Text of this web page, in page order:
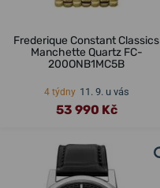
Frederique Constant Classics
Manchette Quartz FC-
200ONB1MC5B
4 týdny 11. 9. u vás
53 990 Kč